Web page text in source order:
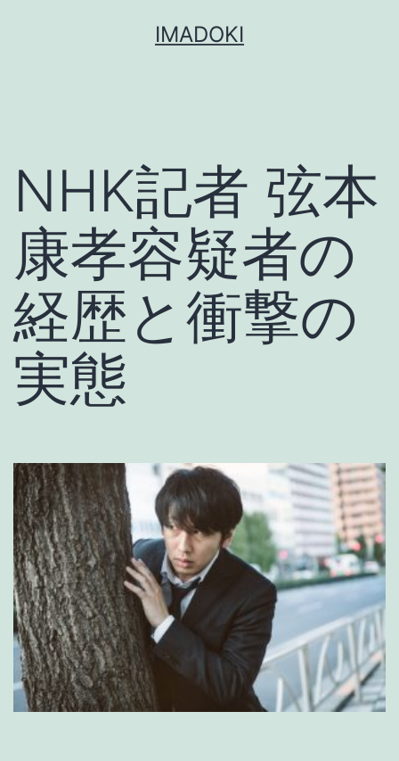
IMADOKI
NHK記者 弦本
康孝容疑者の
経歴と衝撃の
実態